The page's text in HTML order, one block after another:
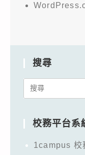
搜尋
Search
校務平台系
1campus 校